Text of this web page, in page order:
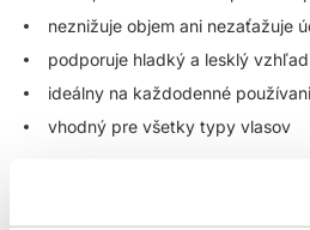
neznižuje objem ani nezaťažuje
podporuje hladký a lesklý
ideálny na každodenné
vhodný pre všetky typy vlasov
Ak hľadáte spoľahlivú a dlhodobo
vlasy, ktorá skutočne funguje, GHD